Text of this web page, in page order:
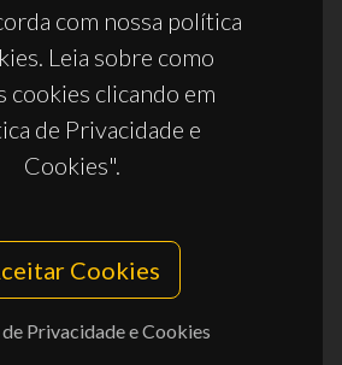
com nossa política
Leia sobre como
cookies clicando em
de Privacidade e
Cookies".
Cookies
Privacidade e Cookies
Santiago